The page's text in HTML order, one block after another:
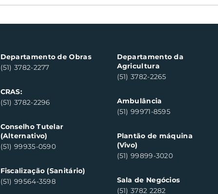
Clara do Sul
Departamento de Obras
(51) 3782-2277
CRAS:
(51) 3782-2296
Conselho Tutelar
(Alternativo)
(51) 99935-0590
Fiscalização (Sanitário)
(51) 99564-3598
Departamento da
Agricultura
(51) 3782-2265
Ambulância
(51) 99971-8595
Plantão de máquina
(Vivo)
(51) 99899-3020
Sala de Negócios
(51) 3782 2282